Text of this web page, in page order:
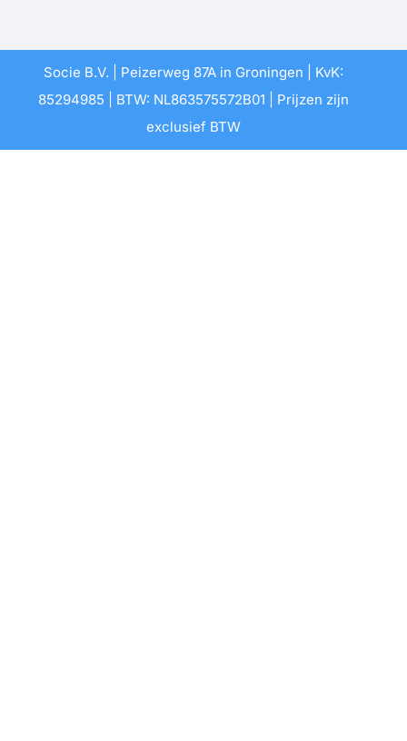
Socie B.V. | Peizerweg 87A in Groningen | KvK:
85294985 | BTW: NL863575572B01 | Prijzen zijn
exclusief BTW